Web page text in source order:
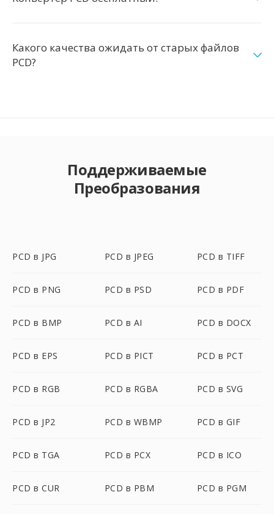
Какого качества ожидать от старых файлов
PCD?
Поддерживаемые
Преобразования
PCD в JPG PCD в JPEG PCD в TIFF
PCD в PNG PCD в PSD PCD в PDF
PCD в BMP PCD в AI PCD в DOCX
PCD в EPS PCD в PICT PCD в PCT
PCD в RGB PCD в RGBA PCD в SVG
PCD в JP2 PCD в WBMP PCD в GIF
PCD в TGA PCD в PCX PCD в ICO
PCD в CUR PCD в PBM PCD в PGM